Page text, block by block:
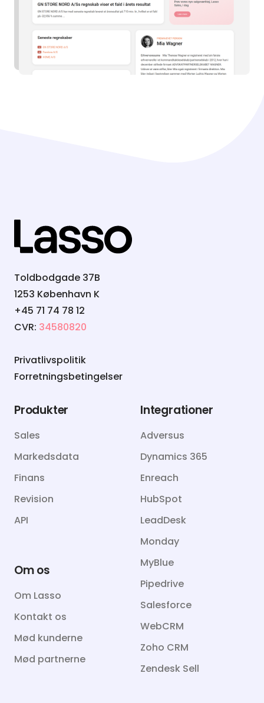
Toldbodgade 37B
1253 København K
+45 71 74 78 12
CVR: 34580820
Privatlivspolitik
Forretningsbetingelser
Produkter
Sales
Markedsdata
Finans
Revision
API
Integrationer
Adversus
Dynamics 365
Enreach
HubSpot
LeadDesk
Monday
MyBlue
Pipedrive
Salesforce
WebCRM
Zoho CRM
Zendesk Sell
Om os
Om Lasso
Kontakt os
Mød kunderne
Mød partnerne